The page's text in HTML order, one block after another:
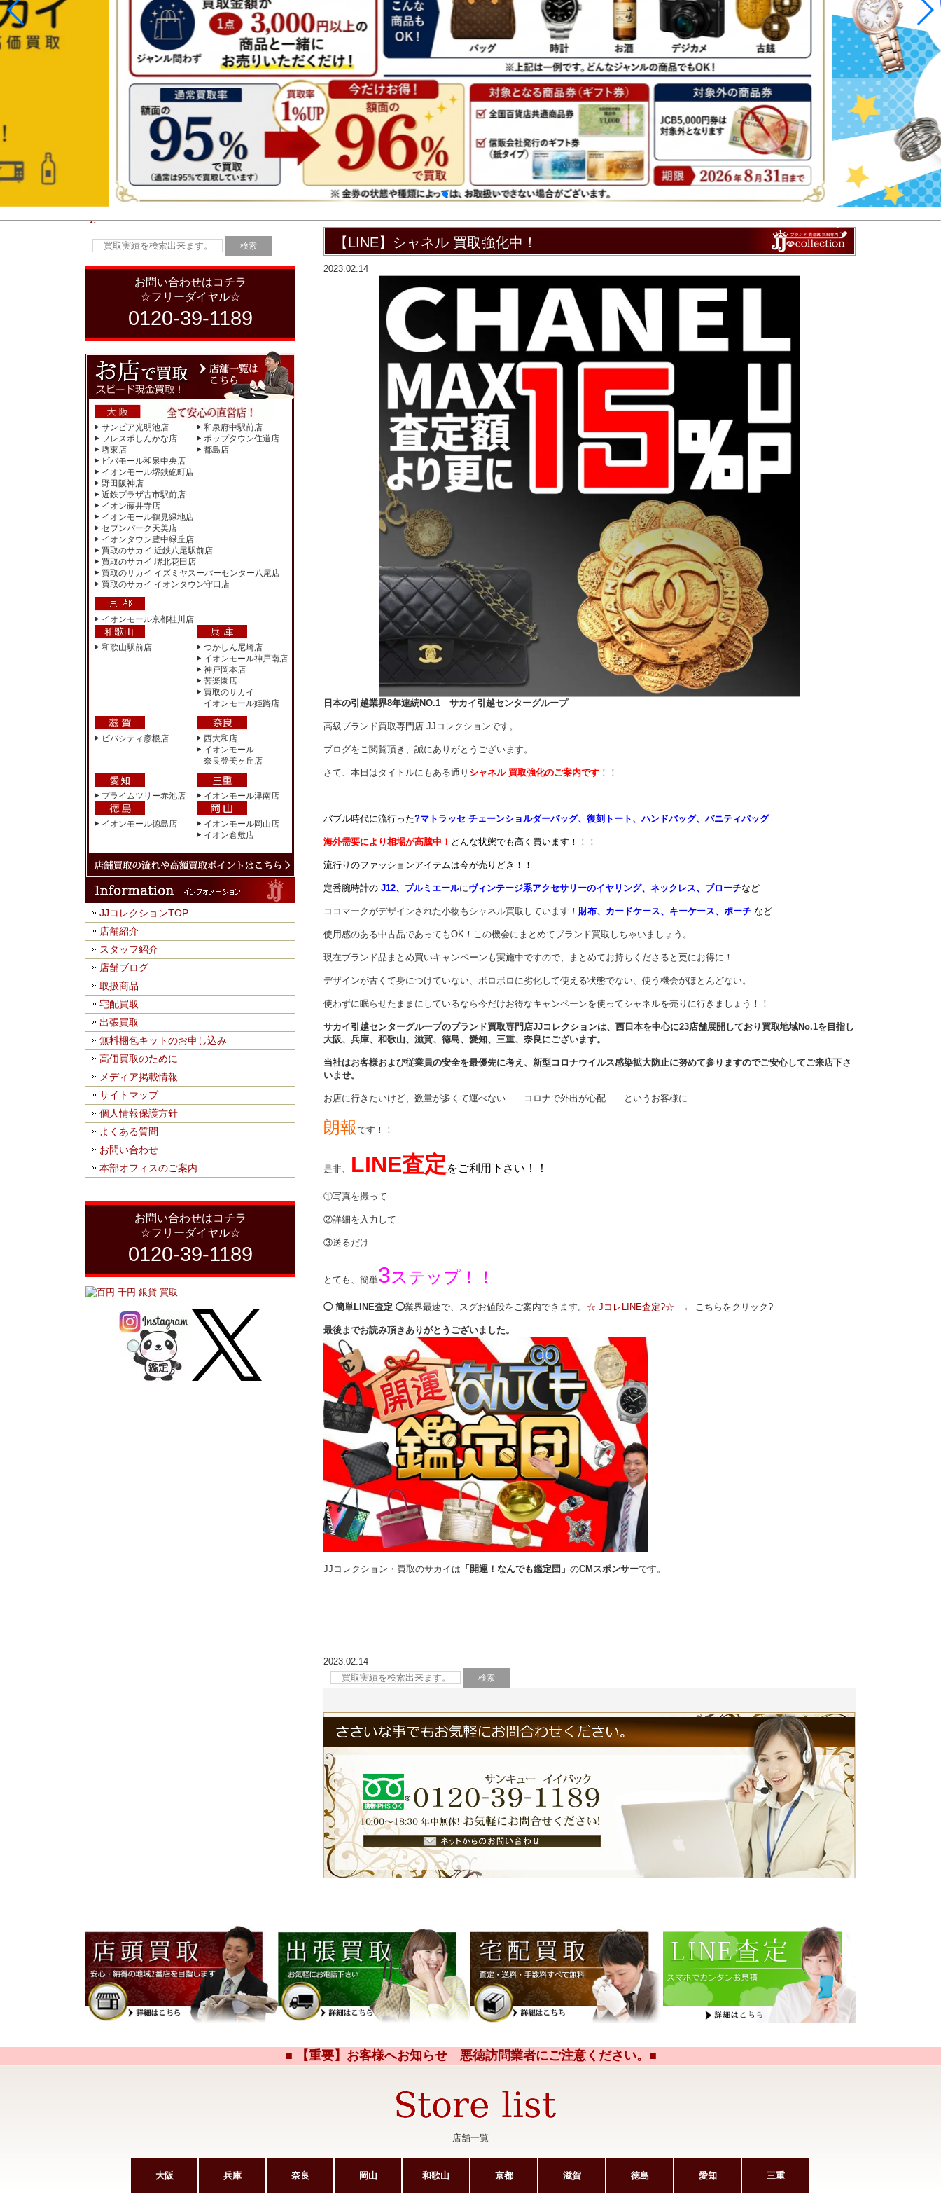
お問い合わせはコチラ
☆フリーダイヤル☆
0120-39-1189
サンピア光明池店
フレスポしんかな店
堺東店
和泉府中駅前店
ポップタウン住道店
都島店
ビバモール和泉中央店
イオンモール堺鉄砲町店
野田阪神店
近鉄プラザ古市駅前店
イオン藤井寺店
イオンモール鶴見緑地店
セブンパーク天美店
イオンタウン豊中緑丘店
買取のサカイ 近鉄八尾駅前店
買取のサカイ 堺北花田店
買取のサカイ イズミヤスーパーセンター八尾店
買取のサカイ イオンタウン守口店
イオンモール京都桂川店
和歌山駅前店
つかしん尼崎店
イオンモール神戸南店
神戸岡本店
苦楽園店
買取のサカイ
イオンモール姫路店
ビバシティ彦根店
西大和店
イオンモール
奈良登美ヶ丘店
プライムツリー赤池店 イオンモール津南店
イオンモール徳島店
イオンモール岡山店
イオン倉敷店
JJコレクションTOP
店舗紹介
スタッフ紹介
店舗ブログ
取扱商品
宅配買取
出張買取
無料梱包キットのお申し込み
高価買取のために
メディア掲載情報
サイトマップ
個人情報保護方針
よくある質問
お問い合わせ
本部オフィスのご案内
お問い合わせはコチラ
☆フリーダイヤル☆
0120-39-1189
【LINE】シャネル 買取強化中！
2023.02.14
日本の引越業界8年連続NO.1 サカイ引越センターグループ
高級ブランド買取専門店 JJコレクションです。
ブログをご閲覧頂き、誠にありがとうございます。
さて、本日はタイトルにもある通り シャネル 買取強化のご案内です ！！
バブル時代に流行った?マトラッセ チェーンショルダーバッグ、復刻トート、ハンドバッグ、バニティバッグ
海外需要により相場が高騰中！ どんな状態でも高く買います！！！
流行りのファッションアイテムは今が売りどき！！
定番腕時計の J12、プルミエールにヴィンテージ系アクセサリーのイヤリング、ネックレス、ブローチなど
ココマークがデザインされた小物もシャネル買取しています！ 財布、カードケース、キーケース、ポーチ など
使用感のある中古品であってもOK！この機会にまとめてブランド買取しちゃいましょう。
現在ブランド品まとめ買いキャンペーンも実施中ですので、まとめてお持ちくださると更にお得に！
デザインが古くて身につけていない、ボロボロに劣化して使える状態でない、使う機会がほとんどない。
使わずに眠らせたままにしているなら今だけお得なキャンペーンを使ってシャネルを売りに行きましょう！！
サカイ引越センターグループのブランド買取専門店JJコレクションは、西日本を中心に23店舗展開しており買取地域No.1を目指し
大阪、兵庫、和歌山、滋賀、徳島、愛知、三重、奈良にございます。
当社はお客様および従業員の安全を最優先に考え、新型コロナウイルス感染拡大防止に努めて参りますのでご安心してご来店下さ
いませ。
お店に行きたいけど、数量が多くて運べない… コロナで外出が心配… というお客様に
朗報です！！
是非、 LINE査定 をご利用下さい！！
①写真を撮って
②詳細を入力して
③送るだけ
とても、簡単3ステップ！！
◯ 簡単LINE査定 ◯業界最速で、スグお値段をご案内できます。 ☆ JコレLINE査定?☆ ← こちらをクリック?
最後までお読み頂きありがとうございました。
JJコレクション・買取のサカイは 「開運！なんでも鑑定団」 のCMスポンサーです。
2023.02.14
■ 【重要】お客様へお知らせ 悪徳訪問業者にご注意ください。■
店舗一覧
大阪 兵庫 奈良 岡山 和歌山 京都 滋賀 徳島 愛知 三重